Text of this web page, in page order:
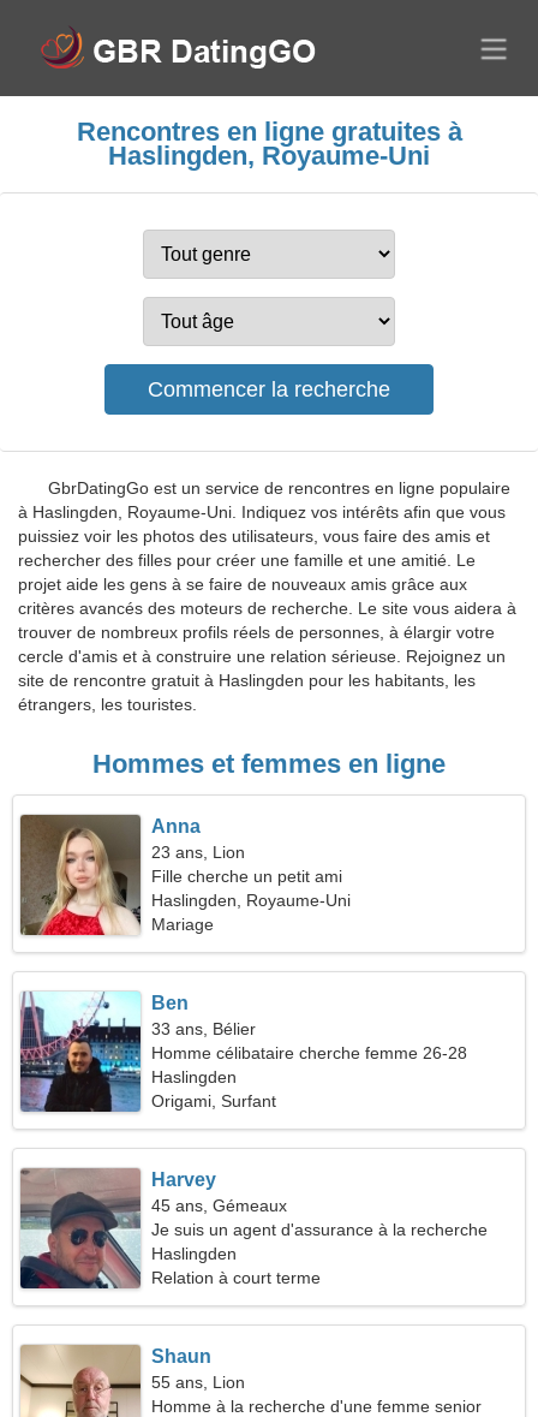
Rencontres en ligne gratuites à
Haslingden, Royaume-Uni
GbrDatingGo est un service de rencontres en ligne populaire
à Haslingden, Royaume-Uni. Indiquez vos intérêts afin que vous
puissiez voir les photos des utilisateurs, vous faire des amis et
rechercher des filles pour créer une famille et une amitié. Le
projet aide les gens à se faire de nouveaux amis grâce aux
critères avancés des moteurs de recherche. Le site vous aidera à
trouver de nombreux profils réels de personnes, à élargir votre
cercle d'amis et à construire une relation sérieuse. Rejoignez un
site de rencontre gratuit à Haslingden pour les habitants, les
étrangers, les touristes.
Hommes et femmes en ligne
Anna
23 ans, Lion
Fille cherche un petit ami
Haslingden, Royaume-Uni
Mariage
Ben
33 ans, Bélier
Homme célibataire cherche femme 26-28
Haslingden
Origami, Surfant
Harvey
45 ans, Gémeaux
Je suis un agent d'assurance à la recherche
d'une femme mince
Haslingden
Relation à court terme
Shaun
55 ans, Lion
Homme à la recherche d'une femme senior